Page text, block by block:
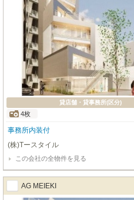
貸店舗・貸事務所(区分)
4枚
事務所内装付
(株)Tースタイル
この会社の全物件を見る
AG MEIEKI